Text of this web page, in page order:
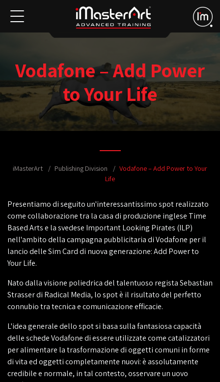
Vodafone – Add Power
to Your Life
iMasterArt Publishing Division
Vodafone – Add Power to Your
Life
Presentiamo di seguito un'interessantissimo spot realizzato
come collaborazione tra la casa di produzione inglese Time
Based Arts e la svedese Important Looking Pirates (ILP)
nell'ambito della campagna pubblicitaria di Vodafone per il
lancio delle Sim Card di nuova generazione: Add Power to
Your Life.
Nato dalla visione poliedrica del talentuoso regista Sebastian
Strasser di Radical Media, lo spot è il risultato del perfetto
connubio tra tecnica e comunicazione efficacie.
L'idea generale dello spot si basa sulla fantasiosa capacità
delle schede Vodafone di essere utilizzate come catalizzatori
per alimentare la trasformazione di oggetti comuni in forme
di vita ed oggetti completamente nuovi: è assolutamente
credibile e normale, in tal contesto, osservare un uovo